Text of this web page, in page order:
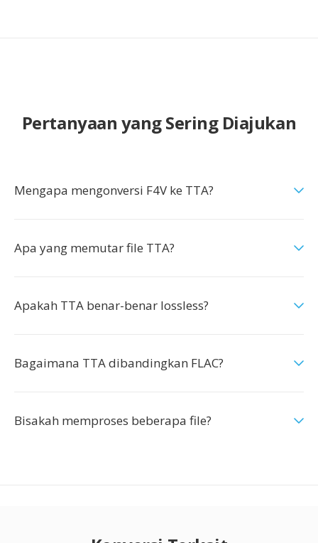
Pertanyaan yang Sering Diajukan
Mengapa mengonversi F4V ke TTA?
Apa yang memutar file TTA?
Apakah TTA benar-benar lossless?
Bagaimana TTA dibandingkan FLAC?
Bisakah memproses beberapa file?